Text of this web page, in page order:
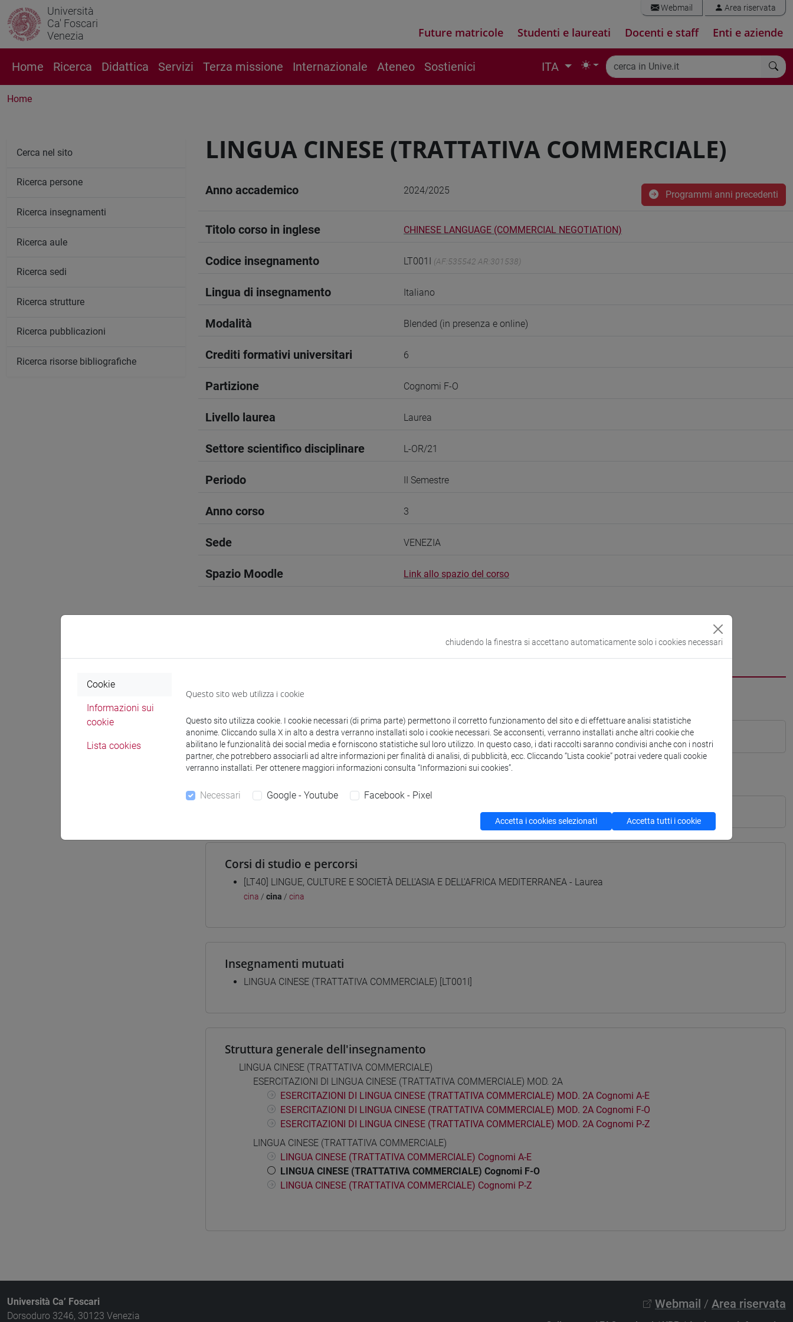
Università
Ca' Foscari
Venezia
Webmail Area riservata
Future matricole Studenti e laureati Docenti e staff Enti e aziende
Home Ricerca Didattica Servizi Terza missione Internazionale Ateneo Sostienici ITA
Home
LINGUA CINESE (TRATTATIVA COMMERCIALE)
Anno accademico 2024/2025 Programmi anni precedenti
Titolo corso in inglese CHINESE LANGUAGE (COMMERCIAL NEGOTIATION)
Codice insegnamento LT001I (AF:535542 AR:301538)
Lingua di insegnamento Italiano
Modalità Blended (in presenza e online)
Crediti formativi universitari 6
Partizione Cognomi F-O
Livello laurea Laurea
Settore scientifico disciplinare L-OR/21
Periodo II Semestre
Anno corso 3
Sede VENEZIA
Spazio Moodle Link allo spazio del corso
Docenti
ZANINI Livio- 30h Lezione
Corsi di studio e percorsi
[LT40] LINGUE, CULTURE E SOCIETÀ DELL'ASIA E DELL'AFRICA MEDITERRANEA - Laurea
cina / cina / cina
Insegnamenti mutuati
LINGUA CINESE (TRATTATIVA COMMERCIALE) [LT001I]
Struttura generale dell'insegnamento
LINGUA CINESE (TRATTATIVA COMMERCIALE)
ESERCITAZIONI DI LINGUA CINESE (TRATTATIVA COMMERCIALE) MOD. 2A
ESERCITAZIONI DI LINGUA CINESE (TRATTATIVA COMMERCIALE) MOD. 2A Cognomi A-E
ESERCITAZIONI DI LINGUA CINESE (TRATTATIVA COMMERCIALE) MOD. 2A Cognomi F-O
ESERCITAZIONI DI LINGUA CINESE (TRATTATIVA COMMERCIALE) MOD. 2A Cognomi P-Z
LINGUA CINESE (TRATTATIVA COMMERCIALE)
LINGUA CINESE (TRATTATIVA COMMERCIALE) Cognomi A-E
LINGUA CINESE (TRATTATIVA COMMERCIALE) Cognomi F-O
LINGUA CINESE (TRATTATIVA COMMERCIALE) Cognomi P-Z
Cerca nel sito
Ricerca persone
Ricerca insegnamenti
Ricerca aule
Ricerca sedi
Ricerca strutture
Ricerca pubblicazioni
Ricerca risorse bibliografiche
Università Ca’ Foscari
Dorsoduro 3246, 30123 Venezia
Webmail / Area riservata
chiudendo la finestra si accettano automaticamente solo i cookies necessari
Cookie
Informazioni sui
cookie
Lista cookies
Questo sito web utilizza i cookie
Questo sito utilizza cookie. I cookie necessari (di prima parte) permettono il corretto funzionamento del sito e di effettuare analisi statistiche
anonime. Cliccando sulla X in alto a destra verranno installati solo i cookie necessari. Se acconsenti, verranno installati anche altri cookie che
abilitano le funzionalità dei social media e forniscono statistiche sul loro utilizzo. In questo caso, i dati raccolti saranno condivisi anche con i nostri
partner, che potrebbero associarli ad altre informazioni per finalità di analisi, di pubblicità, ecc. Cliccando “Lista cookie” potrai vedere quali cookie
verranno installati. Per ottenere maggiori informazioni consulta “Informazioni sui cookies”.
Necessari Google - Youtube Facebook - Pixel
Accetta i cookies selezionati Accetta tutti i cookie